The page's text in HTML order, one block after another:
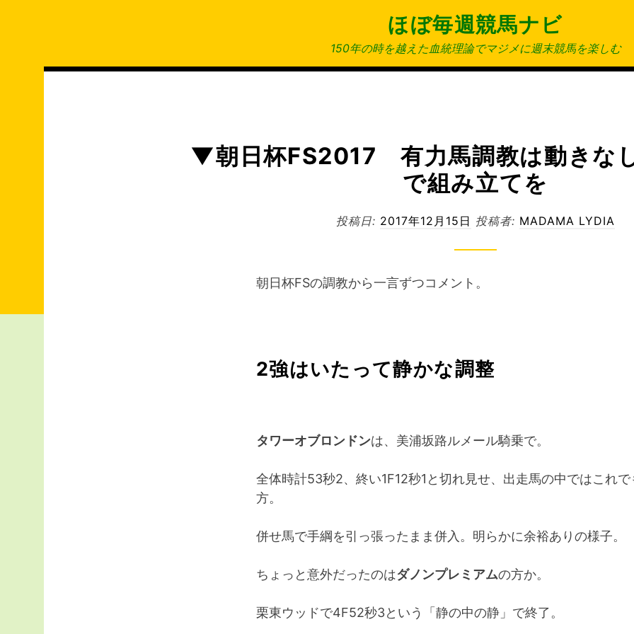
ほぼ毎週競馬ナビ
150年の時を越えた血統理論でマジメに週末競馬を楽しむ
▼朝日杯FS2017 有力馬調教は動きな
で組み立てを
投稿日: 2017年12月15日 投稿者: MADAMA LYDIA
朝日杯FSの調教から一言ずつコメント。
2強はいたって静かな調整
タワーオブロンドンは、美浦坂路ルメール騎乗で。
全体時計53秒2、終い1F12秒1と切れ見せ、出走馬の中ではこれで
方。
併せ馬で手綱を引っ張ったまま併入。明らかに余裕ありの様子。
ちょっと意外だったのはダノンプレミアムの方か。
栗東ウッドで4F52秒3という「静の中の静」で終了。